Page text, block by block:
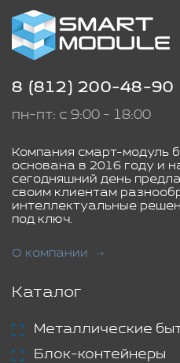
8 (812) 200-48-90
пн-пт: с 9:00 - 18:00
Компания смарт-модуль
основана в 2016 году и
сегодняшний день
своим клиентам
интеллектуальные
под ключ.
О компании
Каталог
Металлические
Блок-контейнеры